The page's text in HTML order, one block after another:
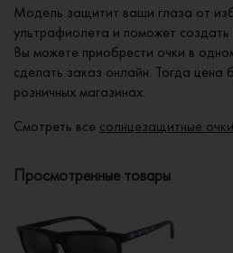
Модель защитит ваши глаза от
ультрафиолета и поможет
Вы можете приобрести очки в
сделать заказ онлайн. Тогда цена
розничных магазинах.
Смотреть все солнцезащитные
Просмотренные товары